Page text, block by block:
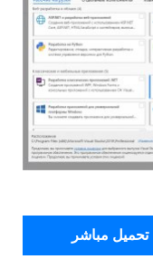
تحميل مباشر